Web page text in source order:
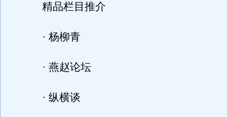
精品栏目推介
· 杨柳青
· 燕赵论坛
· 纵横谈